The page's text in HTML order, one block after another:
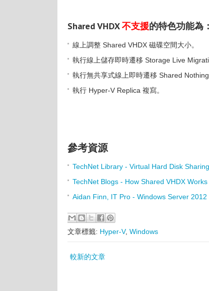
Shared VHDX不支援的特色功能為：
線上調整 Shared VHDX 磁碟空間大小。
執行線上儲存即時遷移 Storage Live
執行無共享式線上即時遷移 Shared Nothing
執行 Hyper-V Replica 複寫。
參考資源
TechNet Library - Virtual Hard Disk
TechNet Blogs - How Shared VHDX
Aidan Finn, IT Pro - Windows Server
文章標籤: Hyper-V, Windows
較新的文章